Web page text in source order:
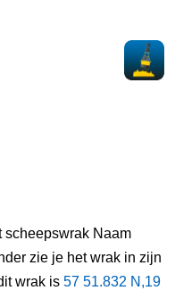
scheepswrak Naam
zie je het wrak in zijn
wrak is 57 51.832 N,19